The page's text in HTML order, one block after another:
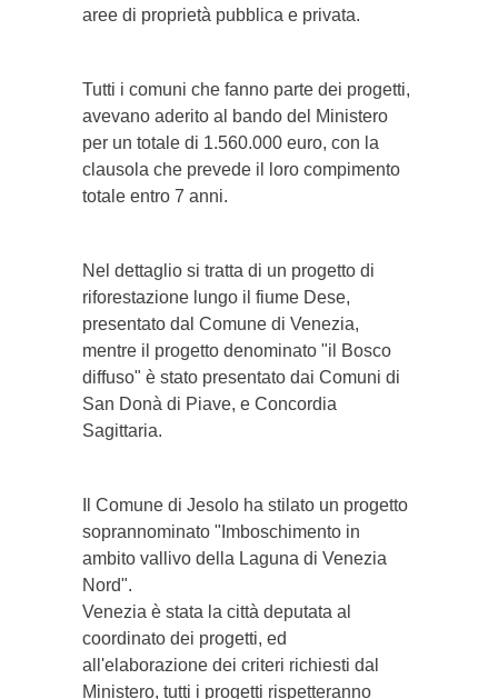
aree di proprietà pubblica e privata.
Tutti i comuni che fanno parte dei progetti,
avevano aderito al bando del Ministero
per un totale di 1.560.000 euro, con la
clausola che prevede il loro compimento
totale entro 7 anni.
Nel dettaglio si tratta di un progetto di
riforestazione lungo il fiume Dese,
presentato dal Comune di Venezia,
mentre il progetto denominato "il Bosco
diffuso" è stato presentato dai Comuni di
San Donà di Piave, e Concordia
Sagittaria.
Il Comune di Jesolo ha stilato un progetto
soprannominato "Imboschimento in
ambito vallivo della Laguna di Venezia
Nord".
Venezia è stata la città deputata al
coordinato dei progetti, ed
all'elaborazione dei criteri richiesti dal
Ministero, tutti i progetti rispetteranno